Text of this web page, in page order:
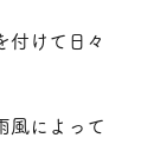
付けて日々
風によって